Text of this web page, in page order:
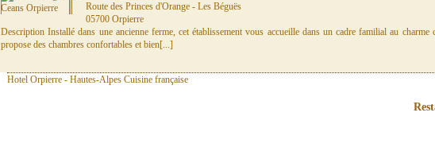
Route des Princes d'Orange - Les Béguës
05700 Orpierre
Description Installé dans une ancienne ferme, cet établissement vous accueille dans un cadre familial au charme
propose des chambres confortables et bien[...]
Hotel Orpierre - Hautes-Alpes Cuisine française